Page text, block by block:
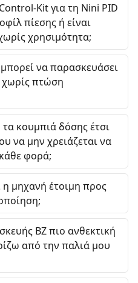
Kit για τη Nini PID
πίεσης ή είναι
χρησιμότητα;
να παρασκευάσει
πτώση
κουμπιά δόσης έτσι
να μην χρειάζεται να
φορά;
μηχανή έτοιμη προς
BZ πιο ανθεκτική
από την παλιά μου